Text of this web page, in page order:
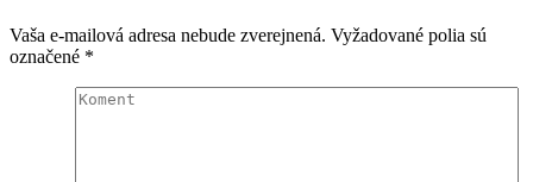
Vaša e-mailová adresa nebude zverejnená. Vyžadované polia sú
označené *